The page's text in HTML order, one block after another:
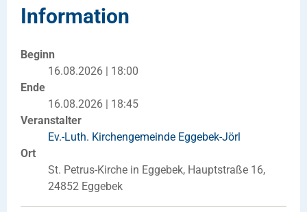
Information
Beginn
16.08.2026 | 18:00
Ende
16.08.2026 | 18:45
Veranstalter
Ev.-Luth. Kirchengemeinde Eggebek-Jörl
Ort
St. Petrus-Kirche in Eggebek, Hauptstraße 16,
24852 Eggebek